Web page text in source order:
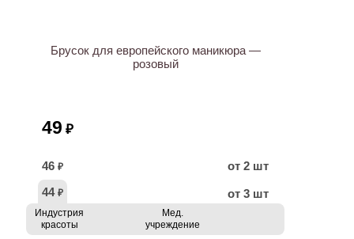
Брусок для европейского маникюра —
розовый
49 ₽
46 ₽
от 2 шт
44 ₽ от 3 шт
Индустрия
красоты
Мед.
учреждение